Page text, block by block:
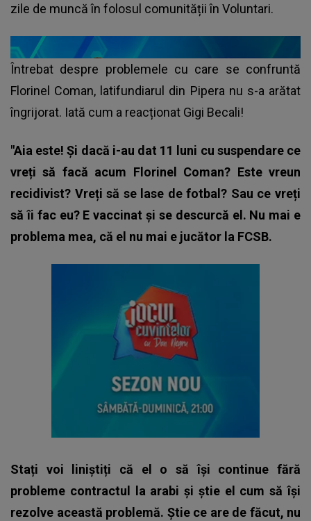
zile de muncă în folosul comunității în Voluntari.
Întrebat despre problemele cu care se confruntă
Florinel Coman, latifundiarul din Pipera nu s-a arătat
îngrijorat. Iată cum a reacționat Gigi Becali!
"Aia este! Și dacă i-au dat 11 luni cu suspendare ce
vreți să facă acum Florinel Coman? Este vreun
recidivist? Vreți să se lase de fotbal? Sau ce vreți
să îi fac eu? E vaccinat și se descurcă el. Nu mai e
problema mea, că el nu mai e jucător la FCSB.
Stați voi liniștiți că el o să își continue fără
probleme contractul la arabi și știe el cum să își
rezolve această problemă. Știe ce are de făcut, nu